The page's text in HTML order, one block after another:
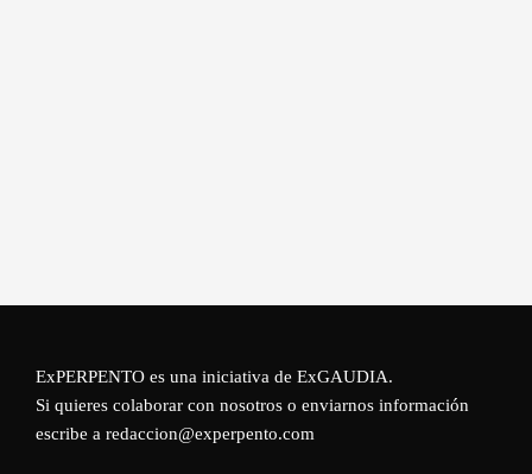
ExPERPENTO es una iniciativa de ExGAUDIA.
Si quieres colaborar con nosotros o enviarnos información
escribe a redaccion@experpento.com